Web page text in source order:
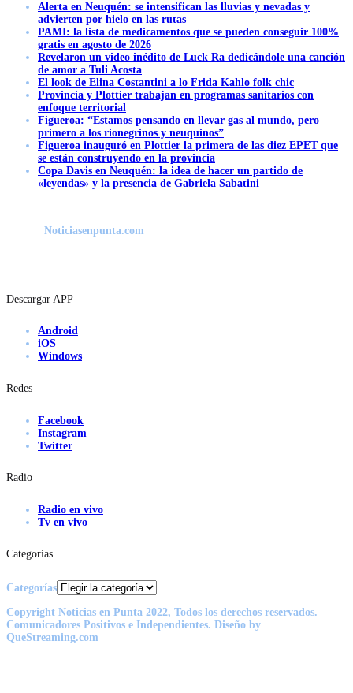
Alerta en Neuquén: se intensifican las lluvias y nevadas y
advierten por hielo en las rutas
PAMI: la lista de medicamentos que se pueden conseguir 100%
gratis en agosto de 2026
Revelaron un video inédito de Luck Ra dedicándole una canción
de amor a Tuli Acosta
El look de Elina Costantini a lo Frida Kahlo folk chic
Provincia y Plottier trabajan en programas sanitarios con
enfoque territorial
Figueroa: “Estamos pensando en llevar gas al mundo, pero
primero a los rionegrinos y neuquinos”
Figueroa inauguró en Plottier la primera de las diez EPET que
se están construyendo en la provincia
Copa Davis en Neuquén: la idea de hacer un partido de
«leyendas» y la presencia de Gabriela Sabatini
Noticiasenpunta.com
Descargar APP
Android
iOS
Windows
Redes
Facebook
Instagram
Twitter
Radio
Radio en vivo
Tv en vivo
Categorías
Categorías
Copyright Noticias en Punta 2022, Todos los derechos reservados.
Comunicadores Positivos e Independientes. Diseño by
QueStreaming.com